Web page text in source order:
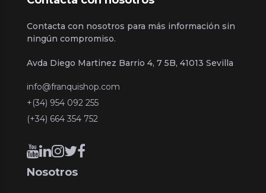
Contacta con nosotros para más información sin
ningún compromiso.
Avda Diego Martinez Barrio 4, 7 5B, 41013 Sevilla
info@franquishop.com
+(34) 954 092 255
(+34) 664 354 752
Nosotros